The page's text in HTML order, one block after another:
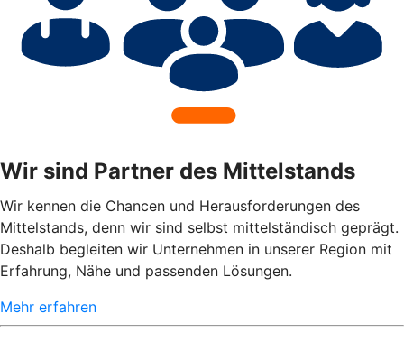
Wir sind Partner des Mittelstands
Wir kennen die Chancen und Herausforderungen des
Mittelstands, denn wir sind selbst mittelständisch geprägt.
Deshalb begleiten wir Unternehmen in unserer Region mit
Erfahrung, Nähe und passenden Lösungen.
Mehr erfahren